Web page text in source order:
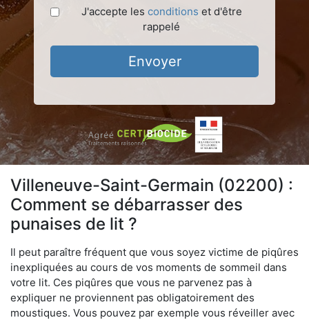
J'accepte les conditions et d'être
rappelé
Envoyer
Villeneuve-Saint-Germain (02200) :
Comment se débarrasser des
punaises de lit ?
Il peut paraître fréquent que vous soyez victime de piqûres
inexpliquées au cours de vos moments de sommeil dans
votre lit. Ces piqûres que vous ne parvenez pas à
expliquer ne proviennent pas obligatoirement des
moustiques. Vous pouvez par exemple vous réveiller avec